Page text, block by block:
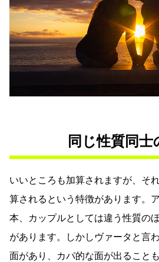
同じ性質同士
いいところも加算されますが、そ
算されるという特徴があります。
本、カップルとしては違う性質の
があります。しかしヴァータと言
面があり、カパ的な面が出ること